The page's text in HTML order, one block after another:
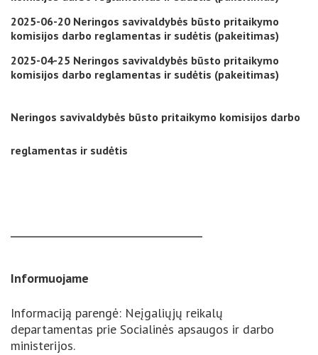
2025-06-20 Neringos savivaldybės būsto pritaikymo
komisijos darbo reglamentas ir sudėtis (pakeitimas)
2025-04-25 Neringos savivaldybės būsto pritaikymo
komisijos darbo reglamentas ir sudėtis (pakeitimas)
Neringos savivaldybės būsto pritaikymo komisijos darbo
reglamentas ir sudėtis
Informuojame
Informaciją parengė: Neįgaliųjų reikalų
departamentas prie Socialinės apsaugos ir darbo
ministerijos.